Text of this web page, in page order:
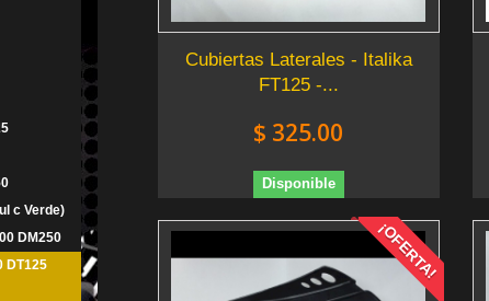
c Verde)
DM250
DT125
Cubiertas Laterales - Italika
FT125 -...
$ 325.00
Disponible
¡OFERTA!